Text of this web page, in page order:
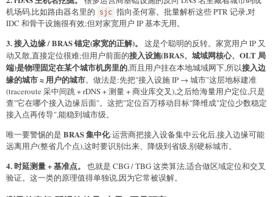
机场码,比如路由器名里的
sjc 指向圣何塞。批量解析这些 PTR 记录,对
IDC 和骨干设施很有效;但对家宽用户 IP 基本无用。
3. 接入边缘 / BRAS 锚定(家宽的正解)。
这是个聪明的反转。家宽用户 IP 又
动又散,直接定位很难;但用户前面的接入设施(BRAS、城域网核心、OLT 局
端)是物理固定在某个城市机房里的,而且用户挂在本地城域网下,所以接入边
缘的城市 ≈ 用户的城市。做法是:先把"接入设施 IP → 城市"这层地标建准
(traceroute 采中间跳 + rDNS + 测量 + 商业库交叉),之后给海量用户定位,只是
查"它在哪个接入边缘后面"。这把"定位百万移动目标"降维成"定位少数稳定
接入点再传导",能稳到城市级。
唯一要警惕的是 BRAS 集中化:运营商把接入设备集中云化后,接入边缘可能
远离用户(整省几个点),这时要识别出来、降级到省级,别硬标城市。
4. 时延测量 + 基准点。
也就是 CBG / TBG 这类算法,适合做区域定位和交叉
验证。这一类的原理值得单独说,因为它常被误解。